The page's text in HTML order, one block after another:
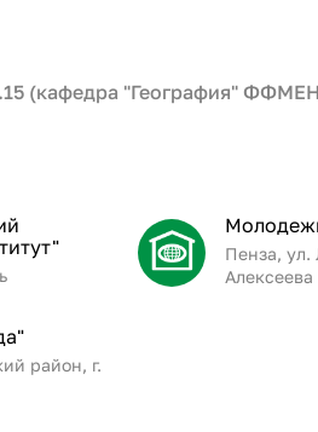
(кафедра "География"
Пенза, ул.
район, г.